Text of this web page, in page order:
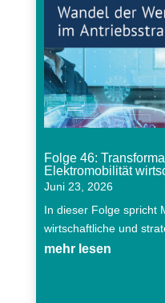
Folge 46:
Elektromobilität
Juni 23, 2026
In dieser Folge spricht
wirtschaftliche und
mehr lesen